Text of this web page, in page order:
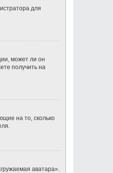
для
может ли он
получить на
на то, сколько
аватара».